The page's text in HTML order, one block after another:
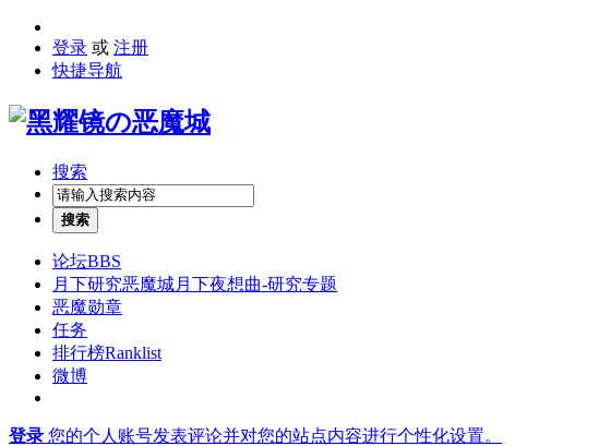
登录 或 注册
快捷导航
搜索
搜索
论坛BBS
月下研究恶魔城月下夜想曲-研究专题
恶魔勋章
任务
排行榜Ranklist
微博
登录 您的个人账号发表评论并对您的站点内容进行个性化设置。